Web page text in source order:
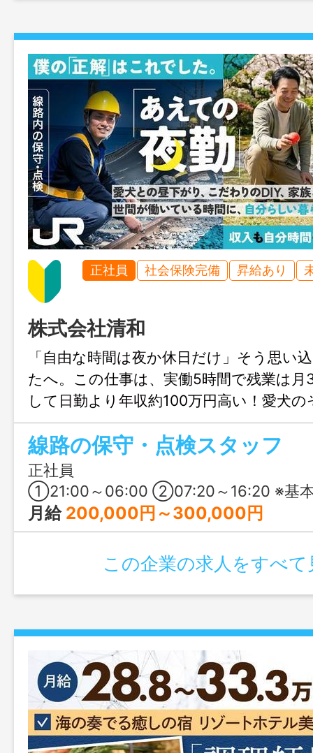
正社員 社会保険完備 昇給あり
株式会社清和
「自由な時間は夜か休日だけ」そう思い
たへ。この仕事は、実働5時間で残業は月
して日勤より年収約100万円高い！愛犬
家族と過ごしたい、自分の暮らしを丁寧
の願いと収入を、同時に叶えられる働き
ます。【未経験OK】
線路の保守・点検スタッフ
正社員
①21:00～06:00 ②07:20～16:20 ※基本は①ですが、②の日勤が発
月給 200,000円～300,000円
この企業の求人をすべて